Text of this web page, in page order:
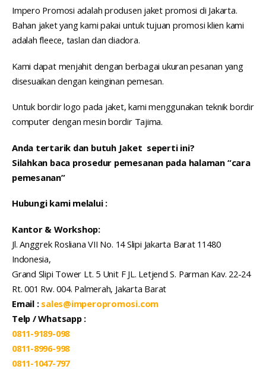
Impero Promosi adalah produsen jaket promosi di Jakarta.
Bahan jaket yang kami pakai untuk tujuan promosi klien kami
adalah fleece, taslan dan diadora.
Kami dapat menjahit dengan berbagai ukuran pesanan yang
disesuaikan dengan keinginan pemesan.
Untuk bordir logo pada jaket, kami menggunakan teknik bordir
computer dengan mesin bordir Tajima.
Anda tertarik dan butuh Jaket seperti ini?
Silahkan baca prosedur pemesanan pada halaman “cara
pemesanan”
Hubungi kami melalui :
Kantor & Workshop:
Jl. Anggrek Rosliana VII No. 14 Slipi Jakarta Barat 11480
Indonesia,
Grand Slipi Tower Lt. 5 Unit F JL. Letjend S. Parman Kav. 22-24
Rt. 001 Rw. 004. Palmerah, Jakarta Barat
Email : sales@imperopromosi.com
Telp / Whatsapp :
0811-9189-098
0811-8996-998
0811-1047-797